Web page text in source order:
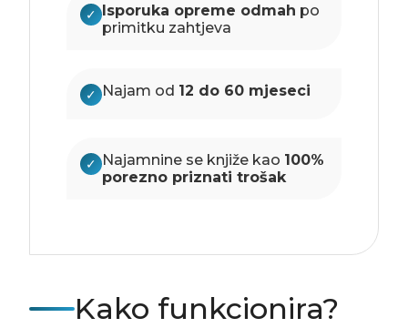
✓ Isporuka opreme odmah po
primitku zahtjeva
✓ Najam od 12 do 60 mjeseci
✓ Najamnine se knjiže kao 100%
porezno priznati trošak
Kako funkcionira?